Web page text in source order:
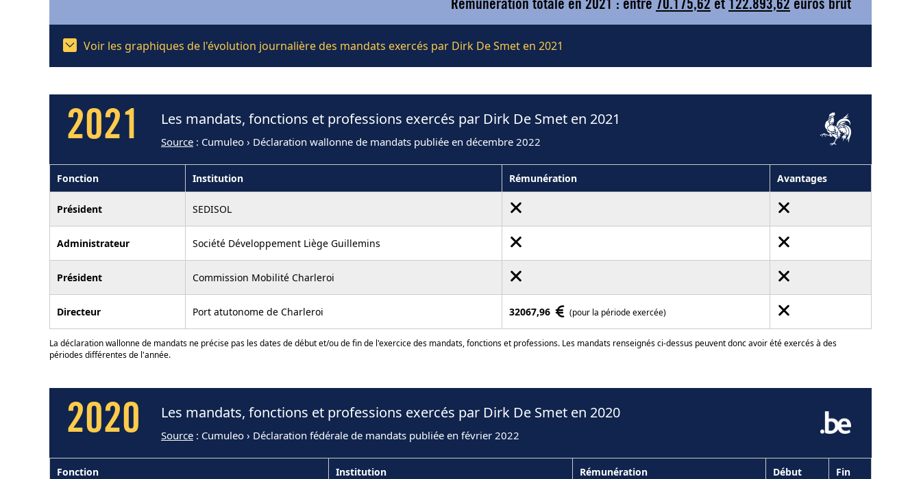
Rémunération totale en 2021 : entre 70.175,62 et 122.893,62 euros brut
Voir les graphiques de l'évolution journalière des mandats exercés par Dirk De Smet en 2021
2021 Les mandats, fonctions et professions exercés par Dirk De Smet en 2021
Source : Cumuleo › Déclaration wallonne de mandats publiée en décembre 2022
Fonction Institution Rémunération Avantages
Président SEDISOL
Administrateur Société Développement Liège Guillemins
Président Commission Mobilité Charleroi
Directeur Port atutonome de Charleroi 32067,96 (pour la période exercée)
La déclaration wallonne de mandats ne précise pas les dates de début et/ou de fin de l'exercice des mandats, fonctions et professions. Les mandats renseignés ci-dessus peuvent donc avoir été exercés à des
périodes différentes de l'année.
2020 Les mandats, fonctions et professions exercés par Dirk De Smet en 2020
Source : Cumuleo › Déclaration fédérale de mandats publiée en février 2022
Fonction Institution Rémunération Début Fin